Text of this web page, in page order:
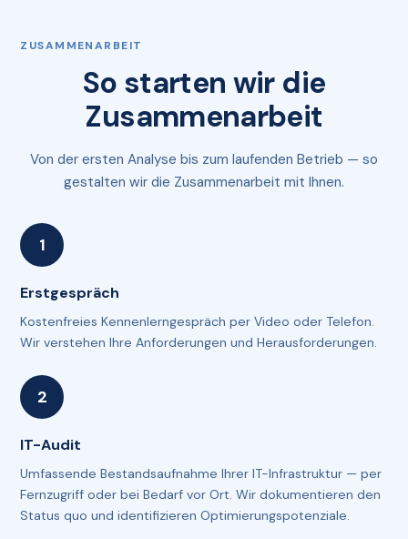
ZUSAMMENARBEIT
So starten wir die
Zusammenarbeit
Von der ersten Analyse bis zum laufenden Betrieb — so
gestalten wir die Zusammenarbeit mit Ihnen.
Erstgespräch
Kostenfreies Kennenlerngespräch per Video oder Telefon.
Wir verstehen Ihre Anforderungen und Herausforderungen.
IT-Audit
Umfassende Bestandsaufnahme Ihrer IT-Infrastruktur — per
Fernzugriff oder bei Bedarf vor Ort. Wir dokumentieren den
Status quo und identifizieren Optimierungspotenziale.